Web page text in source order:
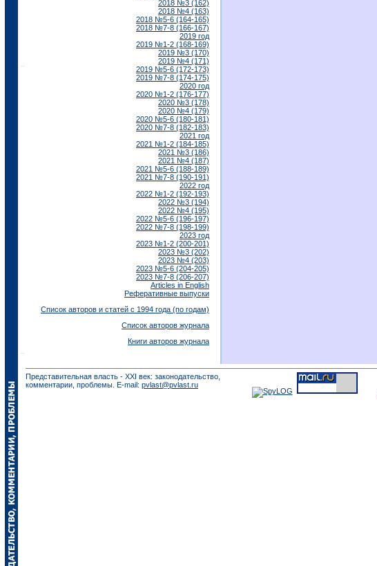
2018 №3 (162)
2018 №4 (163)
2018 №5-6 (164-165)
2018 №7-8 (166-167)
2019 год
2019 №1-2 (168-169)
2019 №3 (170)
2019 №4 (171)
2019 №5-6 (172-173)
2019 №7-8 (174-175)
2020 год
2020 №1-2 (176-177)
2020 №3 (178)
2020 №4 (179)
2020 №5-6 (180-181)
2020 №7-8 (182-183)
2021 год
2021 №1-2 (184-185)
2021 №3 (186)
2021 №4 (187)
2021 №5-6 (188-189)
2021 №7-8 (190-191)
2022 год
2022 №1-2 (192-193)
2022 №3 (194)
2022 №4 (195)
2022 №5-6 (196-197)
2022 №7-8 (198-199)
2023 год
2023 №1-2 (200-201)
2023 №3 (202)
2023 №4 (203)
2023 №5-6 (204-205)
2023 №7-8 (206-207)
Articles in English
Реферативные выпуски
Список авторов и статей с 1994 года (по годам)
Список авторов журнала
Книги авторов журнала
Представительная власть - XXI век: законодательство,
комментарии, проблемы. E-mail: pvlast@pvlast.ru